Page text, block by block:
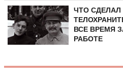
ЧТО СДЕЛАЛ
ВСЕ ВРЕМЯ
РАБОТЕ